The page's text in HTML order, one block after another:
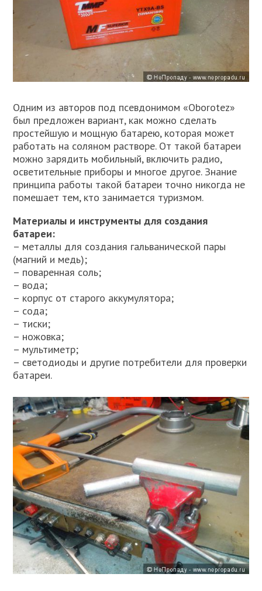
Одним из авторов под псевдонимом «Oborotez»
был предложен вариант, как можно сделать
простейшую и мощную батарею, которая может
работать на соляном растворе. От такой батареи
можно зарядить мобильный, включить радио,
осветительные приборы и многое другое. Знание
принципа работы такой батареи точно никогда не
помешает тем, кто занимается туризмом.
Материалы и инструменты для создания
батареи:
– металлы для создания гальванической пары
(магний и медь);
– поваренная соль;
– вода;
– корпус от старого аккумулятора;
– сода;
– тиски;
– ножовка;
– мультиметр;
– светодиоды и другие потребители для проверки
батареи.